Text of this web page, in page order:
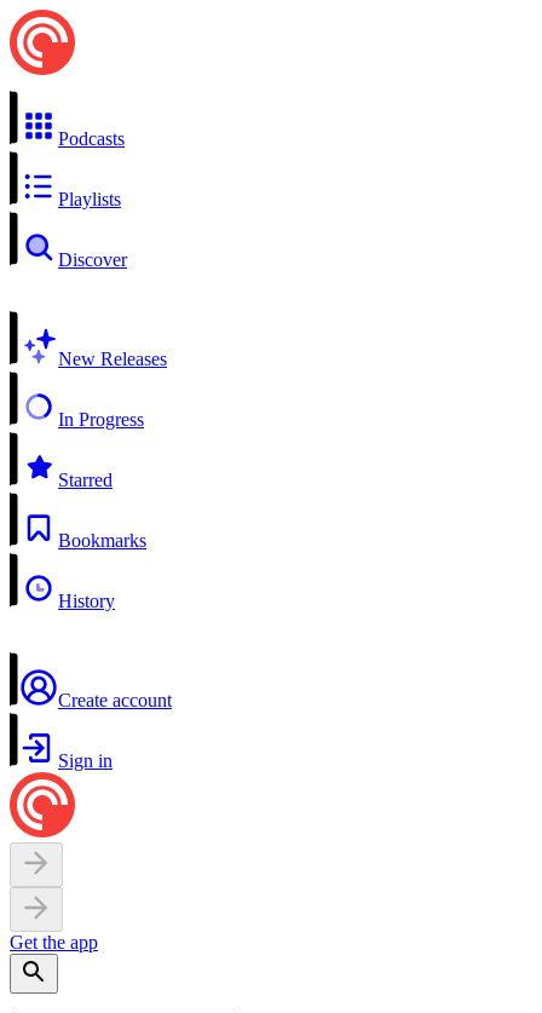
Podcasts
Playlists
Discover
New Releases
In Progress
Starred
Bookmarks
History
Create account
Sign in
Get the app